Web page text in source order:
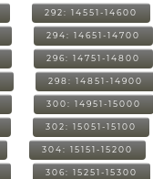
292: 14551-14600
294: 14651-14700
296: 14751-14800
298: 14851-14900
300: 14951-15000
302: 15051-15100
304: 15151-15200
306: 15251-15300